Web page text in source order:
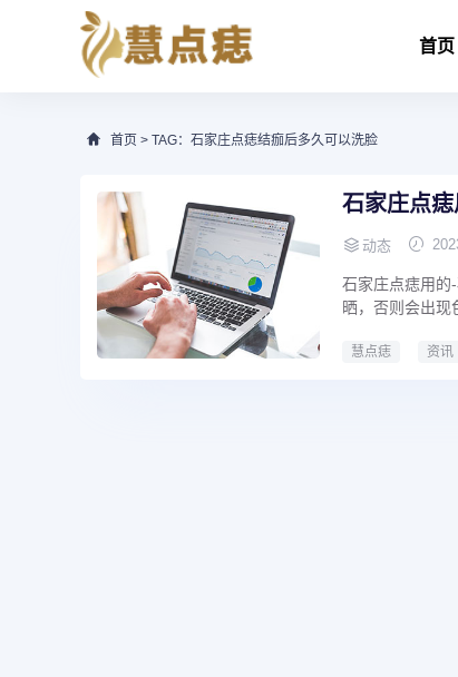
首页
首页 > TAG：石家庄点痣结痂后多久可以洗脸
石家庄点
动态
石家庄点痣用的
晒，否则会出现
慧点痣 资讯